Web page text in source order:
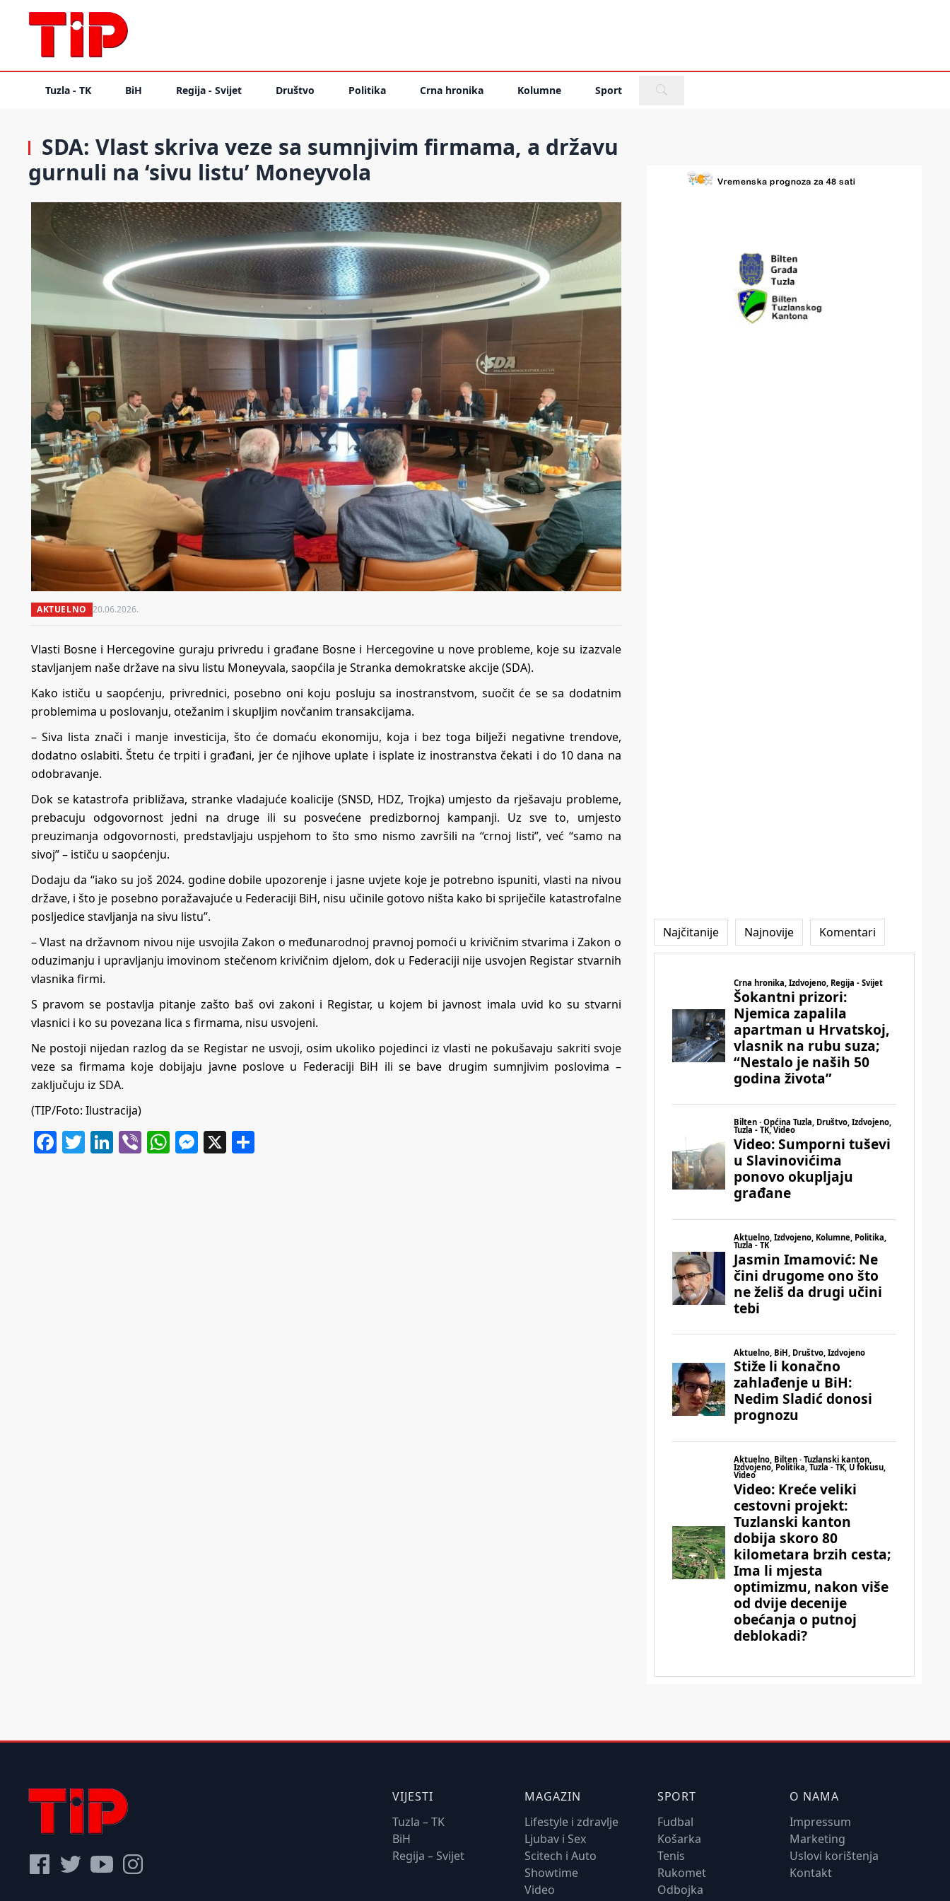
Tuzla - TK BiH Regija - Svijet Društvo Politika Crna hronika Kolumne Sport
SDA: Vlast skriva veze sa sumnjivim firmama, a državu
gurnuli na ‘sivu listu’ Moneyvola
AKTUELNO 20.06.2026.
Vlasti Bosne i Hercegovine guraju privredu i građane Bosne i Hercegovine u nove probleme, koje su izazvale
stavljanjem naše države na sivu listu Moneyvala, saopćila je Stranka demokratske akcije (SDA).
Kako ističu u saopćenju, privrednici, posebno oni koju posluju sa inostranstvom, suočit će se sa dodatnim
problemima u poslovanju, otežanim i skupljim novčanim transakcijama.
– Siva lista znači i manje investicija, što će domaću ekonomiju, koja i bez toga bilježi negativne trendove,
dodatno oslabiti. Štetu će trpiti i građani, jer će njihove uplate i isplate iz inostranstva čekati i do 10 dana na
odobravanje.
Dok se katastrofa približava, stranke vladajuće koalicije (SNSD, HDZ, Trojka) umjesto da rješavaju probleme,
prebacuju odgovornost jedni na druge ili su posvećene predizbornoj kampanji. Uz sve to, umjesto
preuzimanja odgovornosti, predstavljaju uspjehom to što smo nismo završili na “crnoj listi”, već “samo na
sivoj” – ističu u saopćenju.
Dodaju da “iako su još 2024. godine dobile upozorenje i jasne uvjete koje je potrebno ispuniti, vlasti na nivou
države, i što je posebno poražavajuće u Federaciji BiH, nisu učinile gotovo ništa kako bi spriječile katastrofalne
posljedice stavljanja na sivu listu”.
– Vlast na državnom nivou nije usvojila Zakon o međunarodnoj pravnoj pomoći u krivičnim stvarima i Zakon o
oduzimanju i upravljanju imovinom stečenom krivičnim djelom, dok u Federaciji nije usvojen Registar stvarnih
vlasnika firmi.
S pravom se postavlja pitanje zašto baš ovi zakoni i Registar, u kojem bi javnost imala uvid ko su stvarni
vlasnici i ko su povezana lica s firmama, nisu usvojeni.
Ne postoji nijedan razlog da se Registar ne usvoji, osim ukoliko pojedinci iz vlasti ne pokušavaju sakriti svoje
veze sa firmama koje dobijaju javne poslove u Federaciji BiH ili se bave drugim sumnjivim poslovima –
zaključuju iz SDA.
(TIP/Foto: Ilustracija)
Facebook
Twitter
LinkedIn
ViberWhatsApp
Messenger
X
Najčitanije Najnovije Komentari
VIJESTI
Tuzla – TK
BiH
Regija – Svijet
MAGAZIN
Lifestyle i zdravlje
Ljubav i Sex
Scitech i Auto
Showtime
Video
SPORT
Fudbal
Košarka
Tenis
Rukomet
Odbojka
O NAMA
Impressum
Marketing
Uslovi korištenja
Kontakt